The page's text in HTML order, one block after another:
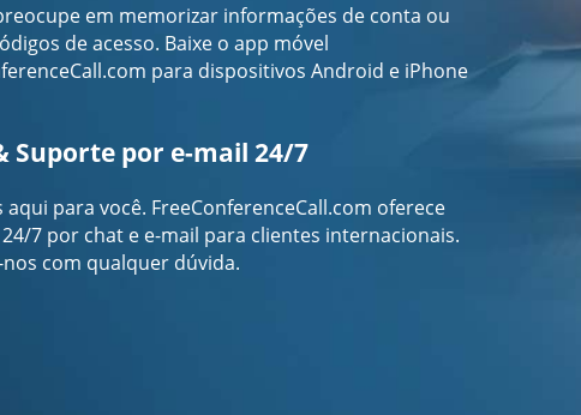
em memorizar informações de conta ou
de acesso. Baixe o app móvel
para dispositivos Android e iPhone
Suporte por e-mail 24/7
aqui para você. FreeConferenceCall.com oferece
7 por chat e e-mail para clientes internacionais.
com qualquer dúvida.